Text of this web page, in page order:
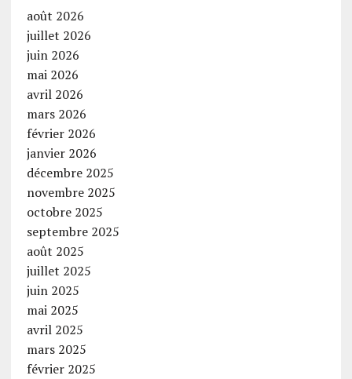
août 2026
juillet 2026
juin 2026
mai 2026
avril 2026
mars 2026
février 2026
janvier 2026
décembre 2025
novembre 2025
octobre 2025
septembre 2025
août 2025
juillet 2025
juin 2025
mai 2025
avril 2025
mars 2025
février 2025